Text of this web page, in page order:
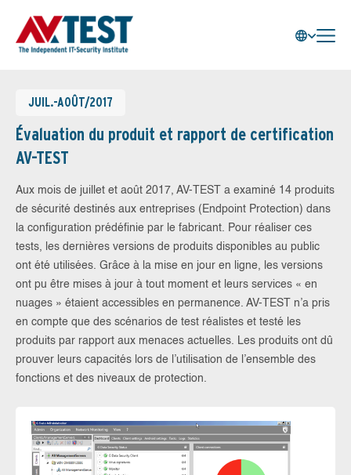
JUIL.-AOÛT/2017
Évaluation du produit et rapport de certification
AV-TEST
Aux mois de juillet et août 2017, AV-TEST a examiné 14 produits
de sécurité destinés aux entreprises (Endpoint Protection) dans
la configuration prédéfinie par le fabricant. Pour réaliser ces
tests, les dernières versions de produits disponibles au public
ont été utilisées. Grâce à la mise en jour en ligne, les versions
ont pu être mises à jour à tout moment et leurs services « en
nuages » étaient accessibles en permanence. AV-TEST n’a pris
en compte que des scénarios de test réalistes et testé les
produits par rapport aux menaces actuelles. Les produits ont dû
prouver leurs capacités lors de l’utilisation de l’ensemble des
fonctions et des niveaux de protection.